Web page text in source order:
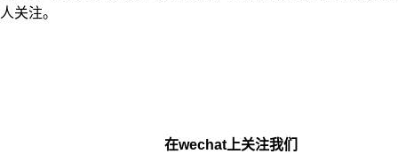
人关注。
在wechat上关注我们